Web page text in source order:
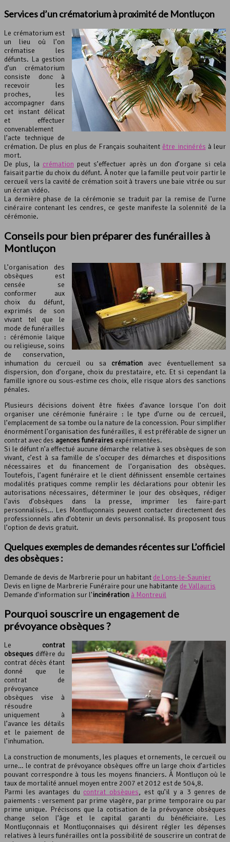
Services d’un crématorium à proximité de Montluçon
Le crématorium est
un lieu où l’on
crématise les
défunts. La gestion
d’un crématorium
consiste donc à
recevoir les
proches, les
accompagner dans
cet instant délicat
et effectuer
convenablement
l’acte technique de
crémation. De plus en plus de Français souhaitent être incinérés à leur
mort.
De plus, la crémation peut s’effectuer après un don d’organe si cela
faisait partie du choix du défunt. À noter que la famille peut voir partir le
cercueil vers la cavité de crémation soit à travers une baie vitrée ou sur
un écran vidéo.
La dernière phase de la cérémonie se traduit par la remise de l’urne
cinéraire contenant les cendres, ce geste manifeste la solennité de la
cérémonie.
Conseils pour bien préparer des funérailles à
Montluçon
L’organisation des
obsèques est
censée se
conformer aux
choix du défunt,
exprimés de son
vivant tel que le
mode de funérailles
: cérémonie laïque
ou religieuse, soins
de conservation,
inhumation du cercueil ou sa crémationavec éventuellement sa
dispersion, don d’organe, choix du prestataire, etc. Et si cependant la
famille ignore ou sous-estime ces choix, elle risque alors des sanctions
pénales.
Plusieurs décisions doivent être fixées d’avance lorsque l’on doit
organiser une cérémonie funéraire : le type d’urne ou de cercueil,
l’emplacement de sa tombe ou la nature de la concession. Pour simplifier
énormément l’organisation des funérailles, il est préférable de signer un
contrat avec des agences funéraires expérimentées.
Si le défunt n’a effectué aucune démarche relative à ses obsèques de son
vivant, c’est à sa famille de s’occuper des démarches et dispositions
nécessaires et du financement de l’organisation des obsèques.
Toutefois, l’agent funéraire et le client définissent ensemble certaines
modalités pratiques comme remplir les déclarations pour obtenir les
autorisations nécessaires, déterminer le jour des obsèques, rédiger
l’avis d’obsèques dans la presse, imprimer les faire-part
personnalisés… Les Montluçonnais peuvent contacter directement des
professionnels afin d’obtenir un devis personnalisé. Ils proposent tous
l’option de devis gratuit.
Quelques exemples de demandes récentes sur L’officiel
des obsèques :
Demande de devis de Marbrerie pour un habitant de Lons-le-Saunier
Devis en ligne de Marbrerie Funéraire pour une habitante de Vallauris
Demande d’information sur l’incinération à Montreuil
Pourquoi souscrire un engagement de
prévoyance obsèques ?
Le contrat
obsèques diffère du
contrat décès étant
donné que le
contrat de
prévoyance
obsèques vise à
résoudre
uniquement à
l’avance les détails
et le paiement de
l’inhumation.
La construction de monuments, les plaques et ornements, le cercueil ou
urne… le contrat de prévoyance obsèques offre un large choix d’articles
pouvant correspondre à tous les moyens financiers. À Montluçon où le
taux de mortalité annuel moyen entre 2007 et 2012 est de 504,8.
Parmi les avantages du contrat obsèques, est qu’il y a 3 genres de
paiements : versement par prime viagère, par prime temporaire ou par
prime unique. Précisons que la cotisation de la prévoyance obsèques
change selon l’âge et le capital garanti du bénéficiaire. Les
Montluçonnais et Montluçonnaises qui désirent régler les dépenses
relatives à leurs funérailles ont la possibilité de souscrire un contrat de